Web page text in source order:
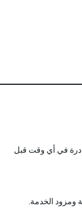
وتسجيل المغادرة في أي وقت قبل
ومزود الخدمة.